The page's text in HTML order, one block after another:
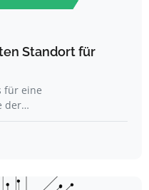
Standort für
für eine
der…